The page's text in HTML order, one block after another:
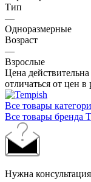
Тип
—
Одноразмерные
Возраст
—
Взрослые
Цена
отличаться от цен
Все товары
Все товары бренда
Нужна